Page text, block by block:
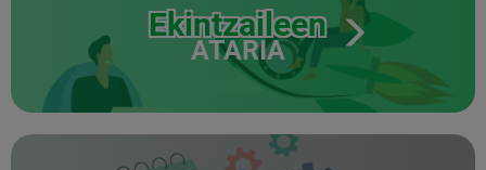
Ekintzaileen
ATARIA